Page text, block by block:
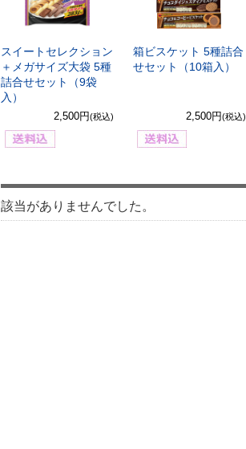
スイートセレクション
＋メガサイズ大袋 5種
詰合せセット（9袋
入）
2,500円(税込)
箱ビスケット 5種詰合
せセット（10箱入）
2,500円(税込)
該当がありませんでした。